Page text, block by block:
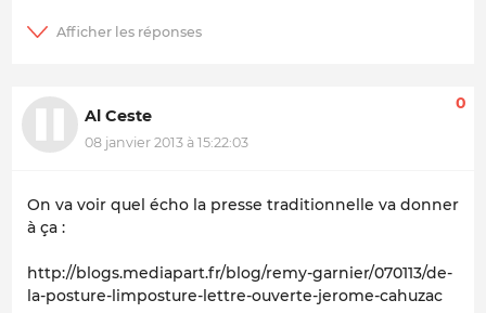
Al Ceste
08 janvier 2013 à 15:22:03
0
On va voir quel écho la presse traditionnelle va donner
à ça :
http://blogs.mediapart.fr/blog/remy-garnier/070113/de-
la-posture-limposture-lettre-ouverte-jerome-cahuzac